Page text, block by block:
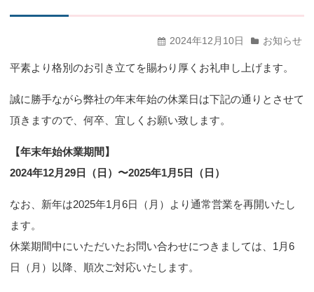
2024年12月10日 お知らせ
平素より格別のお引き立てを賜わり厚くお礼申し上げます。
誠に勝手ながら弊社の年末年始の休業日は下記の通りとさせて
頂きますので、何卒、宜しくお願い致します。
【年末年始休業期間】
2024年12月29日（日）〜2025年1月5日（日）
なお、新年は2025年1月6日（月）より通常営業を再開いたし
ます。
休業期間中にいただいたお問い合わせにつきましては、1月6
日（月）以降、順次ご対応いたします。
a
t
n